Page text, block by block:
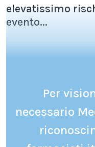
elevatissimo
evento...
Per
necessario